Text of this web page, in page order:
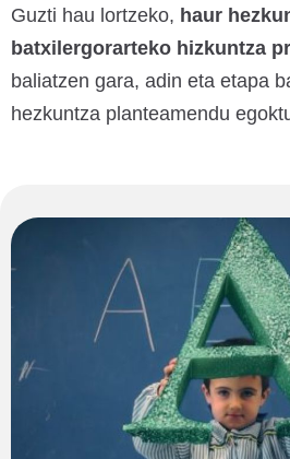
Guzti hau lortzeko, haur
batxilergorarteko hizkuntza
baliatzen gara, adin eta etapa
hezkuntza planteamendu